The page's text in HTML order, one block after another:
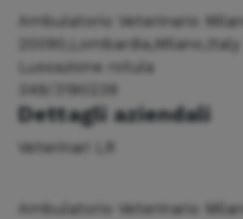
Ambulatorio Veterinario
20090,Lombardia,Milano,Italy
Lussazione rotula
349/3190239
Dettagli aziendali
Veterinari LR
Ambulatorio Veterinario